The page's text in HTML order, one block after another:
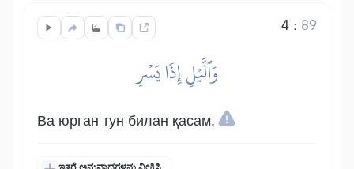
4: 89
وَٱلَّيۡلِ إِذَا يَسۡرِ
Ва юрган тун билан қасам.